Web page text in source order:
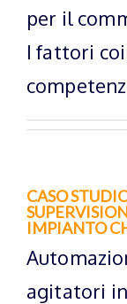
per il
I fattori
CASO
IMPIANTO
agitatori